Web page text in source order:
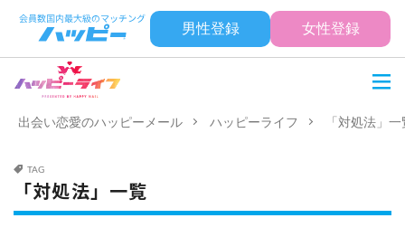
男性登録 女性登録
出会い恋愛のハッピーメール ハッピーライフ 「対処法」一
TAG
「対処法」一覧